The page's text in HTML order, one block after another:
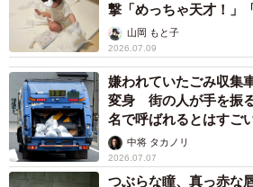
撃「めっちゃ天才！」
山岡 もと子
2026.07.09
嫌われていたごみ収集
変身 街の人が手を振
名で呼ばれるとはすご
中将 タカノリ
2026.07.07
つぶらな瞳、真っ赤な